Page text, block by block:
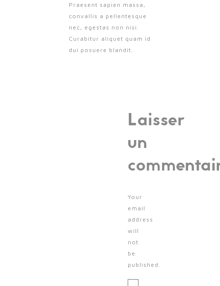
Praesent sapien massa,
convallis a pellentesque
nec, egestas non nisi.
Curabitur aliquet quam id
dui posuere blandit.
Laisser
un
Your
email
address
will
not
be
published.